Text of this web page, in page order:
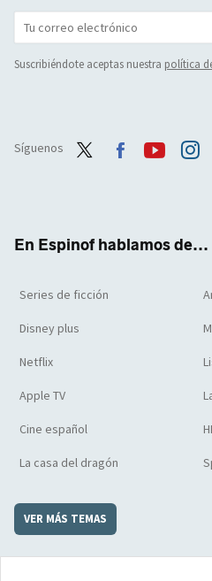
Suscribiéndote aceptas nuestra política
Síguenos
En Espinof hablamos de...
Series de ficción
Disney plus
Netflix
Apple TV
Cine español
La casa del dragón
VER MÁS TEMAS